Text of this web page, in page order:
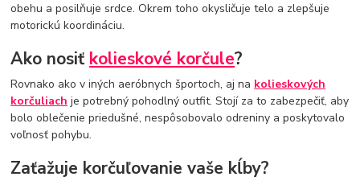
obehu a posilňuje srdce. Okrem toho okysličuje telo a zlepšuje
motorickú koordináciu.
Ako nosiť kolieskové korčule?
Rovnako ako v iných aeróbnych športoch, aj na kolieskových
korčuliach je potrebný pohodlný outfit. Stojí za to zabezpečiť, aby
bolo oblečenie priedušné, nespôsobovalo odreniny a poskytovalo
voľnosť pohybu.
Zaťažuje korčuľovanie vaše kĺby?